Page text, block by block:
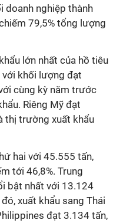
doanh nghiệp thành
79,5% tổng lượng
lớn nhất của hồ tiêu
khối lượng đạt
cùng kỳ năm trước
Riêng Mỹ đạt
thị trường xuất khẩu
hai với 45.555 tấn,
tới 46,8%. Trung
bật nhất với 13.124
xuất khẩu sang Thái
đạt 3.134 tấn,